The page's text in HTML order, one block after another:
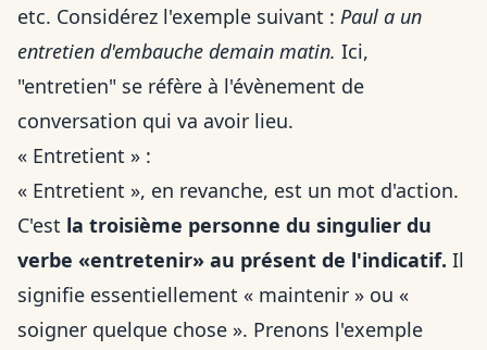
etc. Considérez l'exemple suivant : Paul a un
entretien d'embauche demain matin. Ici,
"entretien" se réfère à l'évènement de
conversation qui va avoir lieu.
« Entretient » :
« Entretient », en revanche, est un mot d'action.
C'est la troisième personne du singulier du
verbe «entretenir» au présent de l'indicatif. Il
signifie essentiellement « maintenir » ou «
soigner quelque chose ». Prenons l'exemple